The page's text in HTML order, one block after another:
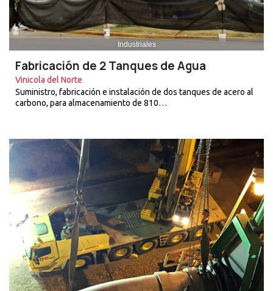
Industriales
Fabricación de 2 Tanques de Agua
Vinicola del Norte
Suministro, fabricación e instalación de dos tanques de acero al
carbono, para almacenamiento de 810…